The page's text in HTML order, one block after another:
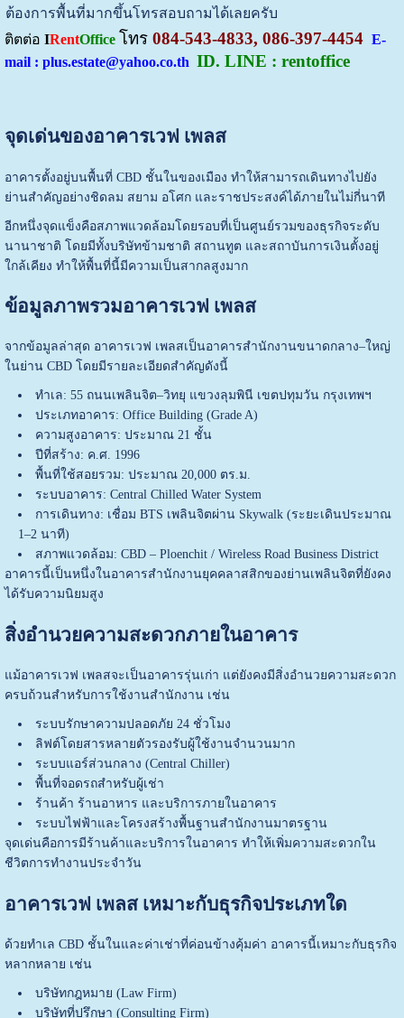
ต้องการพื้นที่มากขึ้นโทรสอบถามได้เลยครับ
ติตต่อ IRentOffice โทร084-543-4833, 086-397-4454 E-
mail : plus.estate@yahoo.co.th ID. LINE : rentoffice
จุดเด่นของอาคารเวฟ เพลส
อาคารตั้งอยู่บนพื้นที่ CBD ชั้นในของเมือง ทำให้สามารถเดินทางไปยัง
ย่านสำคัญอย่างชิดลม สยาม อโศก และราชประสงค์ได้ภายในไม่กี่นาที
อีกหนึ่งจุดแข็งคือสภาพแวดล้อมโดยรอบที่เป็นศูนย์รวมของธุรกิจระดับ
นานาชาติ โดยมีทั้งบริษัทข้ามชาติ สถานทูต และสถาบันการเงินตั้งอยู่
ใกล้เคียง ทำให้พื้นที่นี้มีความเป็นสากลสูงมาก
ข้อมูลภาพรวมอาคารเวฟ เพลส
จากข้อมูลล่าสุด อาคารเวฟ เพลสเป็นอาคารสำนักงานขนาดกลาง–ใหญ่
ในย่าน CBD โดยมีรายละเอียดสำคัญดังนี้
ทำเล: 55 ถนนเพลินจิต–วิทยุ แขวงลุมพินี เขตปทุมวัน กรุงเทพฯ
ประเภทอาคาร: Office Building (Grade A)
ความสูงอาคาร: ประมาณ 21 ชั้น
ปีที่สร้าง: ค.ศ. 1996
พื้นที่ใช้สอยรวม: ประมาณ 20,000 ตร.ม.
ระบบอาคาร: Central Chilled Water System
การเดินทาง: เชื่อม BTS เพลินจิตผ่าน Skywalk (ระยะเดินประมาณ
1–2 นาที)
สภาพแวดล้อม: CBD – Ploenchit / Wireless Road Business District
อาคารนี้เป็นหนึ่งในอาคารสำนักงานยุคคลาสสิกของย่านเพลินจิตที่ยังคง
ได้รับความนิยมสูง
สิ่งอำนวยความสะดวกภายในอาคาร
แม้อาคารเวฟ เพลสจะเป็นอาคารรุ่นเก่า แต่ยังคงมีสิ่งอำนวยความสะดวก
ครบถ้วนสำหรับการใช้งานสำนักงาน เช่น
ระบบรักษาความปลอดภัย 24 ชั่วโมง
ลิฟต์โดยสารหลายตัวรองรับผู้ใช้งานจำนวนมาก
ระบบแอร์ส่วนกลาง (Central Chiller)
พื้นที่จอดรถสำหรับผู้เช่า
ร้านค้า ร้านอาหาร และบริการภายในอาคาร
ระบบไฟฟ้าและโครงสร้างพื้นฐานสำนักงานมาตรฐาน
จุดเด่นคือการมีร้านค้าและบริการในอาคาร ทำให้เพิ่มความสะดวกใน
ชีวิตการทำงานประจำวัน
อาคารเวฟ เพลส เหมาะกับธุรกิจประเภทใด
ด้วยทำเล CBD ชั้นในและค่าเช่าที่ค่อนข้างคุ้มค่า อาคารนี้เหมาะกับธุรกิจ
หลากหลาย เช่น
บริษัทกฎหมาย (Law Firm)
บริษัทที่ปรึกษา (Consulting Firm)